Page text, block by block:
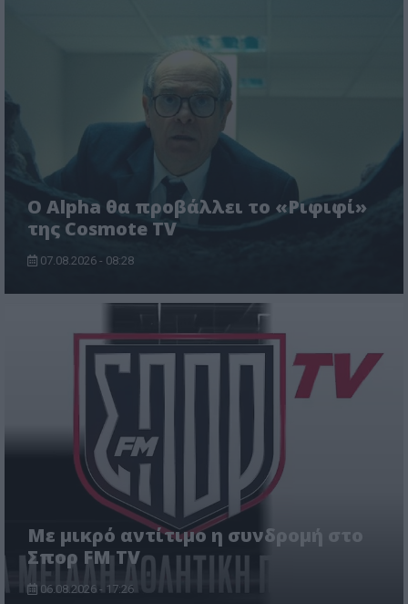
Ο Alpha θα προβάλλει το «Ριφιφί»
της Cosmote TV
07.08.2026 - 08:28
Με μικρό αντίτιμο η συνδρομή στο
Σπορ FM TV
06.08.2026 - 17:26